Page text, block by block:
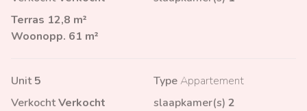
Terras 12,8 m²
Woonopp. 61 m²
Unit5 TypeAppartement
VerkochtVerkocht slaapkamer(s) 2